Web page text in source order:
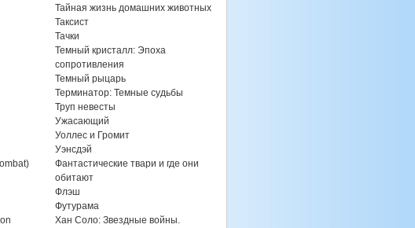
Тайная жизнь домашних животных
Таксист
Тачки
Темный кристалл: Эпоха
сопротивления
Темный рыцарь
Терминатор: Темные судьбы
Труп невесты
Ужасающий
Уоллес и Громит
Уэнсдэй
Фантастические твари и где они
обитают
Флэш
Футурама
Хан Соло: Звездные войны.